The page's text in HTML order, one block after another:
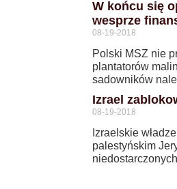
W końcu się
wesprze
08-19-2018
Polski MSZ nie
plantatorów
sadowników
Izrael
08-19-2018
Izraelskie
palestyńskim